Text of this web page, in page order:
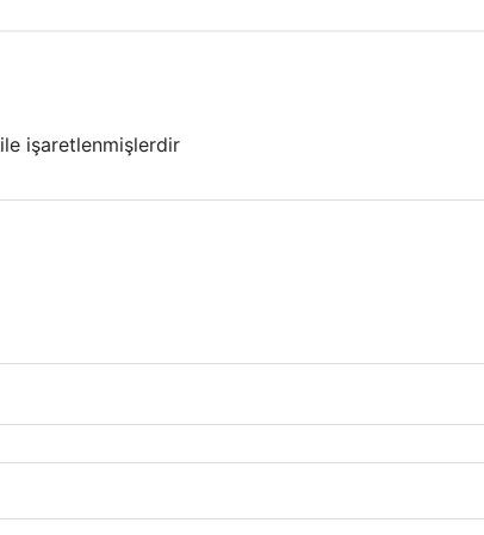
ile işaretlenmişlerdir